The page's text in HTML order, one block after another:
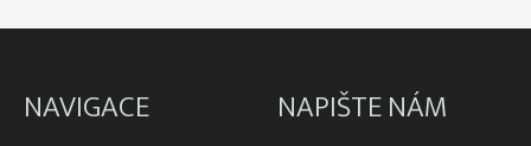
NAVIGACE NAPIŠTE NÁM